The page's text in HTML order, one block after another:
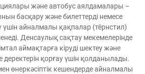
және автобус аялдамалары –
басқару және билеттерді немесе
үшін айналмалы қақпалар (тёрнстил)
Денсаулық сақтау мекемелерінде
аймақтарға кіруді шектеу және
қорғау үшін қолданылады.
өнеркәсіптік кешендерде айналмалы